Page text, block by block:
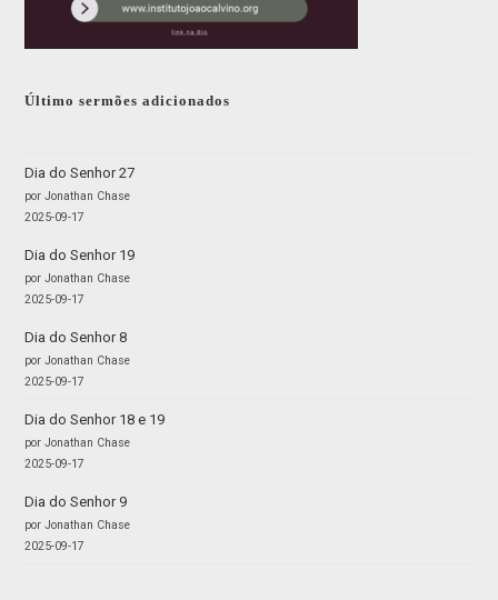
Último sermões adicionados
Dia do Senhor 27
por Jonathan Chase
2025-09-17
Dia do Senhor 19
por Jonathan Chase
2025-09-17
Dia do Senhor 8
por Jonathan Chase
2025-09-17
Dia do Senhor 18 e 19
por Jonathan Chase
2025-09-17
Dia do Senhor 9
por Jonathan Chase
2025-09-17